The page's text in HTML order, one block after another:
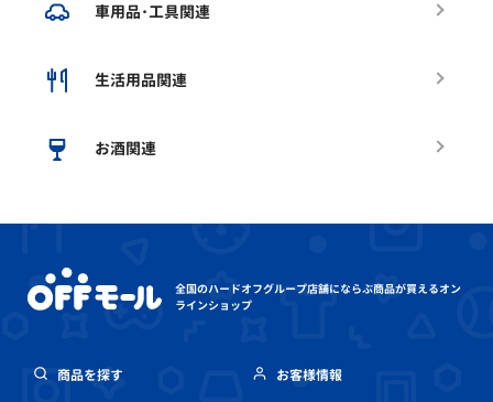
車用品･工具関連
生活用品関連
お酒関連
全国のハードオフグループ店舗にならぶ商品が買えるオン
ラインショップ
商品を探す
お客様情報